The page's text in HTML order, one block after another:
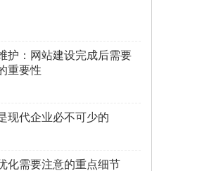
护：网站建设完成后需要
重要性
现代企业必不可少的
化需要注意的重点细节